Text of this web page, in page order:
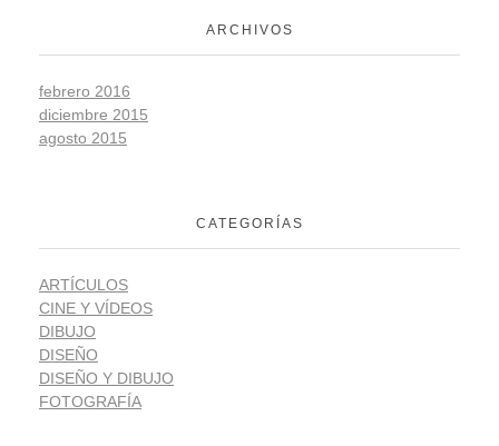
ARCHIVOS
febrero 2016
diciembre 2015
agosto 2015
CATEGORÍAS
ARTÍCULOS
CINE Y VÍDEOS
DIBUJO
DISEÑO
DISEÑO Y DIBUJO
FOTOGRAFÍA